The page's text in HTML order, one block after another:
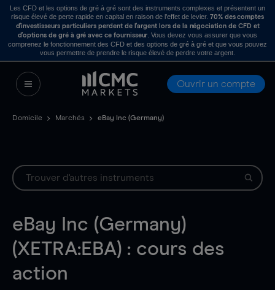
Les CFD et les options de gré à gré sont des instruments complexes et présentent un
risque élevé de perte rapide en capital en raison de l’effet de levier. 70% des comptes
d’investisseurs particuliers perdent de l’argent lors de la négociation de CFD et
d’options de gré à gré avec ce fournisseur . Vous devez vous assurer que vous
comprenez le fonctionnement des CFD et des options de gré à gré et que vous pouvez
vous permettre de prendre le risque élevé de perdre votre argent.
Ouvrir un compte
Domicile Marchés eBay Inc (Germany)
eBay Inc (Germany)
(XETRA:EBA) : cours des
action